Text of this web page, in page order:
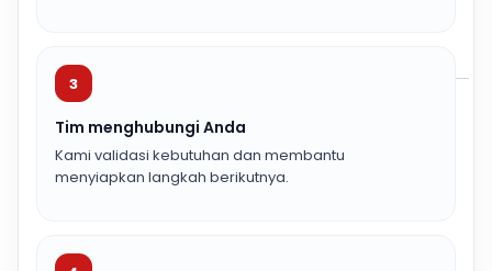
3
Tim menghubungi Anda
Kami validasi kebutuhan dan membantu
menyiapkan langkah berikutnya.